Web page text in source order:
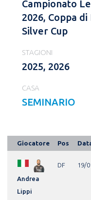
Campionato
2026, Coppa di
Silver Cup
STAGIONI
2025, 2026
CASA
SEMINARIO
Giocatore Pos
Andrea
Lippi
DF 19/